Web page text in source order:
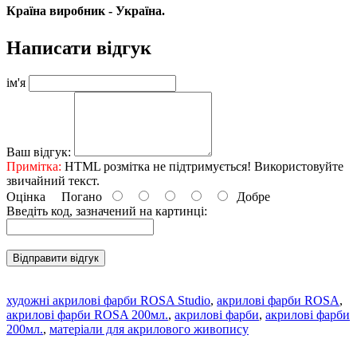
Країна виробник - Україна.
Написати відгук
ім'я
Ваш відгук:
Примітка: HTML розмітка не підтримується! Використовуйте
звичайний текст.
Оцінка Погано
Добре
Введіть код, зазначений на картинці:
Відправити відгук
художні акрилові фарби ROSA Studio, акрилові фарби ROSA,
акрилові фарби ROSA 200мл., акрилові фарби, акрилові фарби
200мл., матеріали для акрилового живопису